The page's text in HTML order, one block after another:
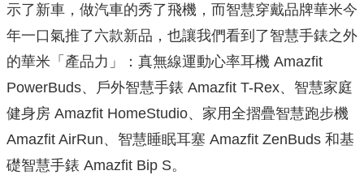
示了新車，做汽車的秀了飛機，而智慧穿戴品牌華米今
年一口氣推了六款新品，也讓我們看到了智慧手錶之外
的華米「產品力」：真無線運動心率耳機 Amazfit
PowerBuds、戶外智慧手錶 Amazfit T-Rex、智慧家庭
健身房 Amazfit HomeStudio、家用全摺疊智慧跑步機
Amazfit AirRun、智慧睡眠耳塞 Amazfit ZenBuds 和基
礎智慧手錶 Amazfit Bip S。